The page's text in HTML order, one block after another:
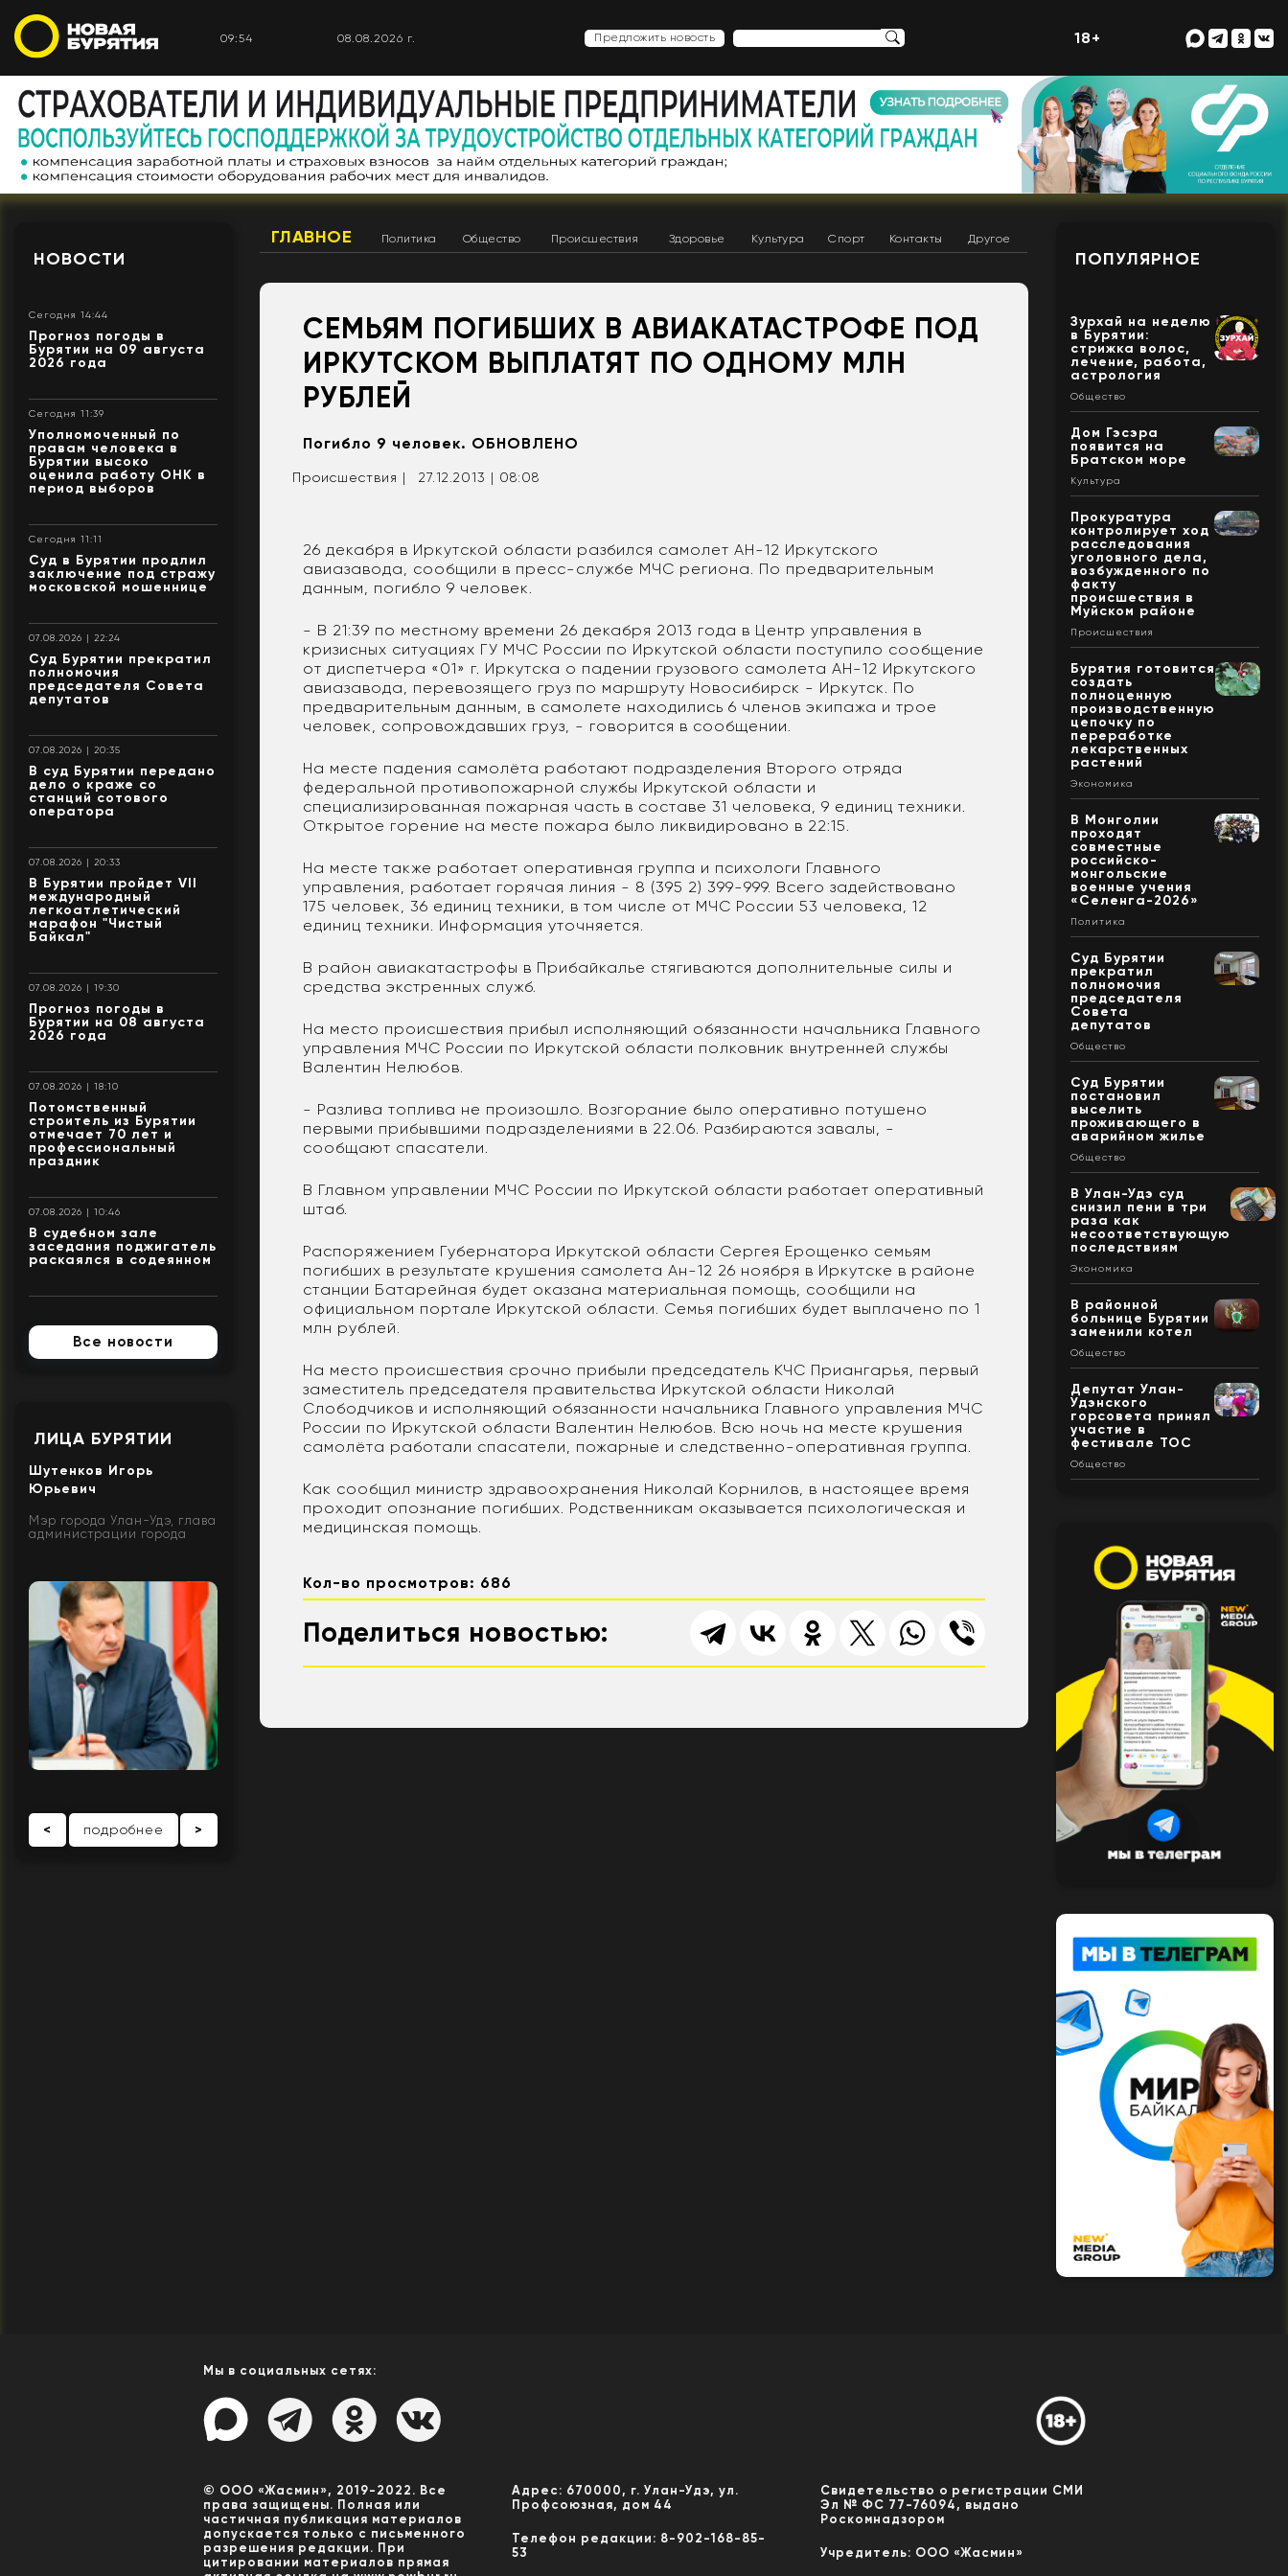
09:54 08.08.2026 г. Предложить новость 18+
НОВОСТИ
Сегодня 14:44
Прогноз погоды в
Бурятии на 09 августа
2026 года
Сегодня 11:39
Уполномоченный по
правам человека в
Бурятии высоко
оценила работу ОНК в
период выборов
Сегодня 11:11
Суд в Бурятии продлил
заключение под стражу
московской мошеннице
07.08.2026 | 22:24
Суд Бурятии прекратил
полномочия
председателя Совета
депутатов
07.08.2026 | 20:35
В суд Бурятии передано
дело о краже со
станций сотового
оператора
07.08.2026 | 20:33
В Бурятии пройдет VII
международный
легкоатлетический
марафон "Чистый
Байкал"
07.08.2026 | 19:30
Прогноз погоды в
Бурятии на 08 августа
2026 года
07.08.2026 | 18:10
Потомственный
строитель из Бурятии
отмечает 70 лет и
профессиональный
праздник
07.08.2026 | 10:46
В судебном зале
заседания поджигатель
раскаялся в содеянном
Все новости
ЛИЦА БУРЯТИИ
Шутенков Игорь
Юрьевич
Мэр города Улан-Удэ, глава
администрации города
< подробнее >
ГЛАВНОЕ Политика Общество Происшествия Здоровье Культура Спорт Контакты Другое
СЕМЬЯМ ПОГИБШИХ В АВИАКАТАСТРОФЕ ПОД
ИРКУТСКОМ ВЫПЛАТЯТ ПО ОДНОМУ МЛН
РУБЛЕЙ
Погибло 9 человек. ОБНОВЛЕНО
Происшествия | 27.12.2013 | 08:08
26 декабря в Иркутской области разбился самолет АН-12 Иркутского
авиазавода, сообщили в пресс-службе МЧС региона. По предварительным
данным, погибло 9 человек.
- В 21:39 по местному времени 26 декабря 2013 года в Центр управления в
кризисных ситуациях ГУ МЧС России по Иркутской области поступило сообщение
от диспетчера «01» г. Иркутска о падении грузового самолета АН-12 Иркутского
авиазавода, перевозящего груз по маршруту Новосибирск - Иркутск. По
предварительным данным, в самолете находились 6 членов экипажа и трое
человек, сопровождавших груз, - говорится в сообщении.
На месте падения самолёта работают подразделения Второго отряда
федеральной противопожарной службы Иркутской области и
специализированная пожарная часть в составе 31 человека, 9 единиц техники.
Открытое горение на месте пожара было ликвидировано в 22:15.
На месте также работает оперативная группа и психологи Главного
управления, работает горячая линия - 8 (395 2) 399-999. Всего задействовано
175 человек, 36 единиц техники, в том числе от МЧС России 53 человека, 12
единиц техники. Информация уточняется.
В район авиакатастрофы в Прибайкалье стягиваются дополнительные силы и
средства экстренных служб.
На место происшествия прибыл исполняющий обязанности начальника Главного
управления МЧС России по Иркутской области полковник внутренней службы
Валентин Нелюбов.
- Разлива топлива не произошло. Возгорание было оперативно потушено
первыми прибывшими подразделениями в 22.06. Разбираются завалы, -
сообщают спасатели.
В Главном управлении МЧС России по Иркутской области работает оперативный
штаб.
Распоряжением Губернатора Иркутской области Сергея Ерощенко семьям
погибших в результате крушения самолета Ан-12 26 ноября в Иркутске в районе
станции Батарейная будет оказана материальная помощь, сообщили на
официальном портале Иркутской области. Семья погибших будет выплачено по 1
млн рублей.
На место происшествия срочно прибыли председатель КЧС Приангарья, первый
заместитель председателя правительства Иркутской области Николай
Слободчиков и исполняющий обязанности начальника Главного управления МЧС
России по Иркутской области Валентин Нелюбов. Всю ночь на месте крушения
самолёта работали спасатели, пожарные и следственно-оперативная группа.
Как сообщил министр здравоохранения Николай Корнилов, в настоящее время
проходит опознание погибших. Родственникам оказывается психологическая и
медицинская помощь.
Кол-во просмотров: 686
Поделиться новостью:
ПОПУЛЯРНОЕ
Зурхай на неделю
в Бурятии:
стрижка волос,
лечение, работа,
астрология
Общество
Дом Гэсэра
появится на
Братском море
Культура
Прокуратура
контролирует ход
расследования
уголовного дела,
возбужденного по
факту
происшествия в
Муйском районе
Происшествия
Бурятия готовится
создать
полноценную
производственную
цепочку по
переработке
лекарственных
растений
Экономика
В Монголии
проходят
совместные
российско-
монгольские
военные учения
«Селенга-2026»
Политика
Суд Бурятии
прекратил
полномочия
председателя
Совета
депутатов
Общество
Суд Бурятии
постановил
выселить
проживающего в
аварийном жилье
Общество
В Улан-Удэ суд
снизил пени в три
раза как
несоответствующую
последствиям
Экономика
В районной
больнице Бурятии
заменили котел
Общество
Депутат Улан-
Удэнского
горсовета принял
участие в
фестивале ТОС
Общество
Мы в социальных сетях:
© ООО «Жасмин», 2019-2022. Все
права защищены. Полная или
частичная публикация материалов
допускается только с письменного
разрешения редакции. При
цитировании материалов прямая
Адрес: 670000, г. Улан-Удэ, ул.
Профсоюзная, дом 44
Телефон редакции: 8-902-168-85-
53
Свидетельство о регистрации СМИ
Эл № ФС 77-76094, выдано
Роскомнадзором
Учредитель: ООО «Жасмин»